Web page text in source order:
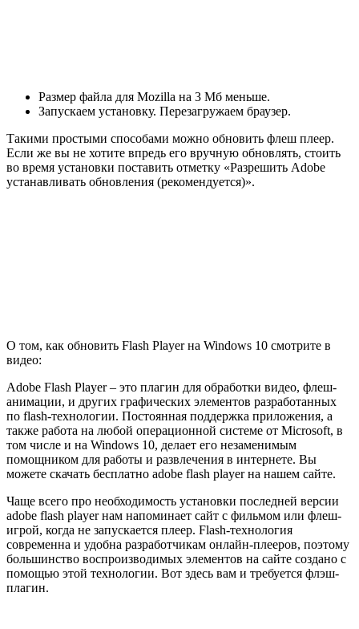
Размер файла для Mozilla на 3 Мб меньше.
Запускаем установку. Перезагружаем браузер.
Такими простыми способами можно обновить флеш плеер.
Если же вы не хотите впредь его вручную обновлять, стоить
во время установки поставить отметку «Разрешить Adobe
устанавливать обновления (рекомендуется)».
О том, как обновить Flash Player на Windows 10 смотрите в
видео:
Adobe Flash Player – это плагин для обработки видео, флеш-
анимации, и других графических элементов разработанных
по flash-технологии. Постоянная поддержка приложения, а
также работа на любой операционной системе от Microsoft, в
том числе и на Windows 10, делает его незаменимым
помощником для работы и развлечения в интернете. Вы
можете скачать бесплатно adobe flash player на нашем сайте.
Чаще всего про необходимость установки последней версии
adobe flash player нам напоминает сайт с фильмом или флеш-
игрой, когда не запускается плеер. Flash-технология
современна и удобна разработчикам онлайн-плееров, поэтому
большинство воспроизводимых элементов на сайте создано с
помощью этой технологии. Вот здесь вам и требуется флэш-
плагин.